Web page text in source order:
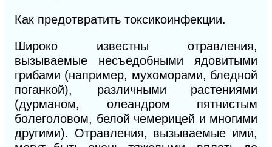
Как предотвратить токсикоинфекции.
Широко известны отравления,
вызываемые несъедобными ядовитыми
грибами (например, мухоморами, бледной
поганкой), различными растениями
(дурманом, олеандром пятнистым
болеголовом, белой чемерицей и многими
другими). Отравления, вызываемые ими,